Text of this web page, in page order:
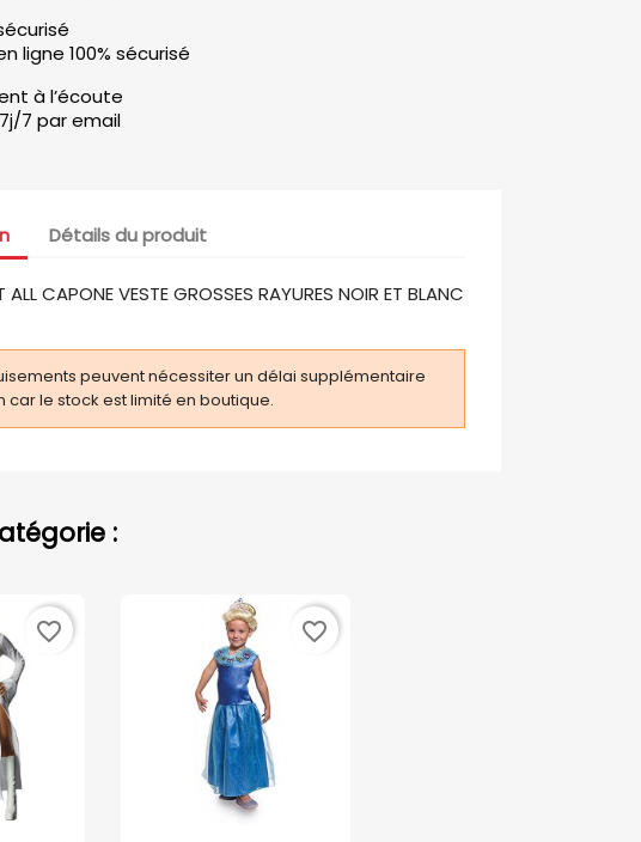
ligne 100% sécurisé
à l’écoute
7 par email
Détails du produit
ALL CAPONE VESTE GROSSES RAYURES NOIR ET BLANC
peuvent nécessiter un délai supplémentaire
car le stock est limité en boutique.
:
favorite_border favorite_border